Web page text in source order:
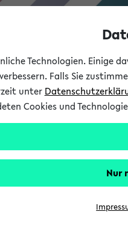
Studium
2026:
Technologien.
Falls Sie
unter
Cookies und
Nur